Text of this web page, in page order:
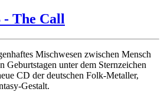
The Call
Mischwesen zwischen Mensch
Geburtstagen unter dem Sternzeichen
CD der deutschen Folk-Metaller,
Gestalt.